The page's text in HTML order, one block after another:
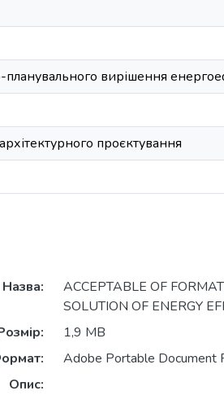
вирішення
проєктування
Назва:
ACCEPTABLE OF
SOLUTION OF ENERGY
1,9 MB
Adobe Portable Document
Опис: